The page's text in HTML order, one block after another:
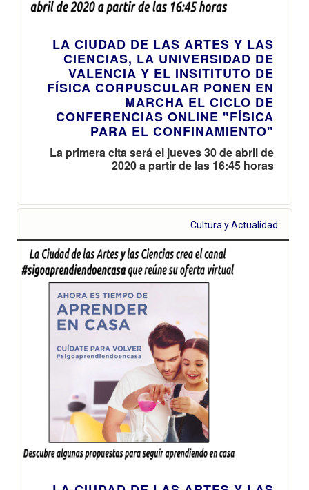
LA CIUDAD DE LAS ARTES Y LAS
CIENCIAS, LA UNIVERSIDAD DE
VALENCIA Y EL INSITITUTO DE
FÍSICA CORPUSCULAR PONEN EN
MARCHA EL CICLO DE
CONFERENCIAS ONLINE "FÍSICA
PARA EL CONFINAMIENTO"
La primera cita será el jueves 30 de abril de
2020 a partir de las 16:45 horas
Cultura y Actualidad